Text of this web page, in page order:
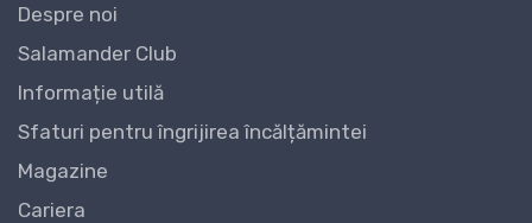
Despre noi
Salamander Club
Informație utilă
Sfaturi pentru îngrijirea încălțămintei
Magazine
Cariera